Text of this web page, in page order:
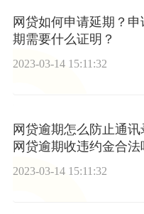
网贷如何申请延期？申
期需要什么证明？
2023-03-14 15:11:32
网贷逾期怎么防止通讯
网贷逾期收违约金合法
报道
2023-03-14 15:11:32